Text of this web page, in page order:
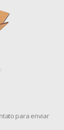
para enviar